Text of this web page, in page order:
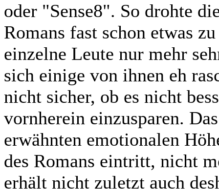
oder "Sense8". So drohte
Romans fast schon etwas
einzelne Leute nur mehr
sich einige von ihnen eh
nicht sicher, ob es nicht
vornherein einzusparen.
erwähnten emotionalen
des Romans eintritt, nicht
erhält nicht zuletzt auch